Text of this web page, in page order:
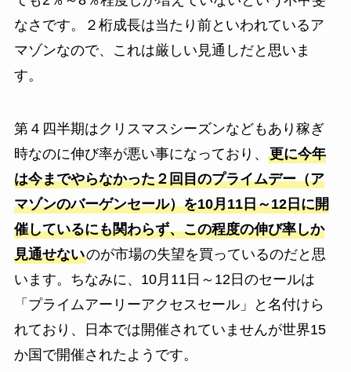
なさです。２桁成長は当たり前といわれているア
マゾンなので、これは厳しい見通しだと思いま
す。
第４四半期はクリスマスシーズンなどもあり稼ぎ
時なのに伸び率が悪い事になっており、 更に今年
は今までやらなかった２回目のプライムデー（ア
マゾンのバーゲンセール）を10月11日～12日に開
催しているにも関わらず、この程度の伸び率しか
見通せないのが市場の失望を買っているのだと思
います。ちなみに、10月11日～12日のセールは
「プライムアーリーアクセスセール」と名付けら
れており、日本では開催されていませんが世界15
か国で開催されたようです。